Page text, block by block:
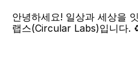
안녕하세요! 일상과 세상을
랩스(Circular Labs)입니다.